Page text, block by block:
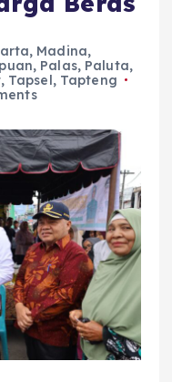
, Madina,
, Palas, Paluta,
, Tapsel, Tapteng